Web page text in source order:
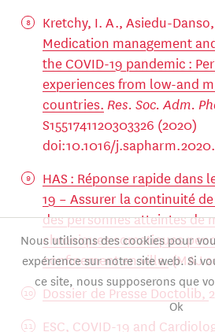
Kretchy, I. A., Asiedu-
Medication management
the COVID-19 pandemic :
experiences from low-and
countries. Res. Soc. Adm.
S1551741120303326 (2020)
doi:10.1016/
HAS : Réponse rapide dans
19 – Assurer la continuité
des personnes atteintes de
chroniques somatiques
confinement en ville.(MAJ
Dossier de Presse Doctolib,
ESC, COVID-19 and
Nous utilisons des cookies pour
expérience sur notre site web. Si
ce site, nous supposerons que
Ok